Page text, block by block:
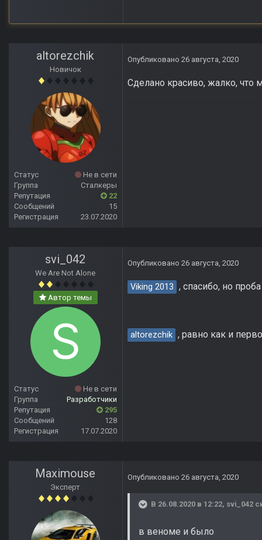
altorezchik
Новичок
Статус
Не в сети
Группа
Сталкеры
Репутация
22
Сообщений
15
Регистрация
23.07.2020
Опубликовано 26 августа, 2020
Сделано красиво, жалко, что
svi_042
We Are Not Alone
Автор темы
Статус
Не в сети
Группа
Разработчики
Репутация
295
Сообщений
128
Регистрация
17.07.2020
Опубликовано 26 августа, 2020
Viking 2013 , спасибо, но
altorezchik , равно как и
Maximouse
Эксперт
Опубликовано 26 августа, 2020
В 26.08.2020 в 12:22, svi_042
в веноме и было